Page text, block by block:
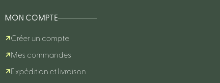
MON COMPTE
Créer un compte
Mes commandes
Expédition et livraison